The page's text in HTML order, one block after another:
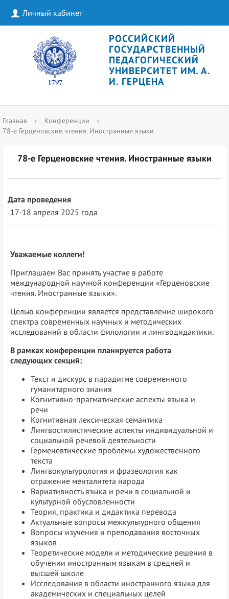
Личный кабинет
РОССИЙСКИЙ
ГОСУДАРСТВЕННЫЙ
ПЕДАГОГИЧЕСКИЙ
УНИВЕРСИТЕТ ИМ. А.
И. ГЕРЦЕНА
Главная › Конференции
›
78-е Герценовские чтения. Иностранные языки
78-е Герценовские чтения. Иностранные языки
Дата проведения
17-18 апреля 2025 года
Уважаемые коллеги!
Приглашаем Вас принять участие в работе
международной научной конференции «Герценовские
чтения. Иностранные языки».
Целью конференции является представление широкого
спектра современных научных и методических
исследований в области филологии и лингводидактики.
В рамках конференции планируется работа
следующих секций:
Текст и дискурс в парадигме современного
гуманитарного знания
Когнитивно-прагматические аспекты языка и
речи
Когнитивная лексическая семантика
Лингвостилистические аспекты индивидуальной и
социальной речевой деятельности
Герменевтические проблемы художественного
текста
Лингвокультурология и фразеология как
отражение менталитета народа
Вариативность языка и речи в социальной и
культурной обусловленности
Теория, практика и дидактика перевода
Актуальные вопросы межкультурного общения
Вопросы изучения и преподавания восточных
языков
Теоретические модели и методические решения в
обучении иностранным языкам в средней и
высшей школе
Исследования в области иностранного языка для
академических и специальных целей